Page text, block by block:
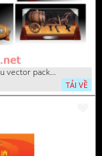
dao
vector package rượu
TẢI VỀ